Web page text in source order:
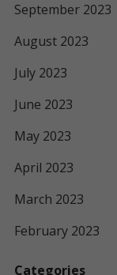
September 2023
August 2023
July 2023
June 2023
May 2023
April 2023
March 2023
February 2023
Categories